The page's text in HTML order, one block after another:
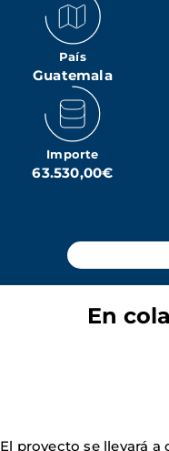
País
Guatemala
Importe
63.530,00€
En
El proyecto se llevará